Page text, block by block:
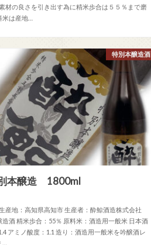
材の良さを引き出す為に精米歩合は５５％まで磨
は産地…
特別本醸造酒
本醸造 1800ml
産地：高知県高知市 生産者：酔鯨酒造株式会社
酒 精米歩合：55％ 原料米：酒造用一般米 日本酒
アミノ酸度：1.1 造り：酒造用一般米を吟醸酒レ